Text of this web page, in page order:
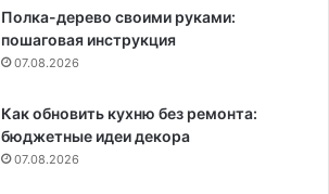
Полка-дерево своими руками:
пошаговая инструкция
07.08.2026
Как обновить кухню без ремонта:
бюджетные идеи декора
07.08.2026